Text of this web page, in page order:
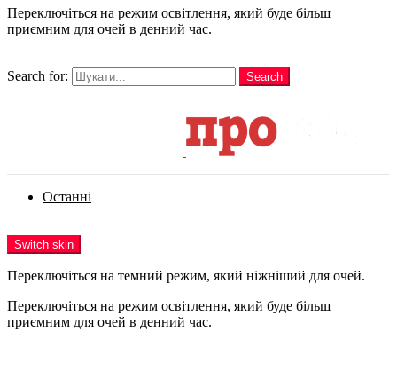
Переключіться на режим освітлення, який буде більш
приємним для очей в денний час.
Search for:
Search
Останні
Switch skin
Переключіться на темний режим, який ніжніший для очей.
Переключіться на режим освітлення, який буде більш
приємним для очей в денний час.